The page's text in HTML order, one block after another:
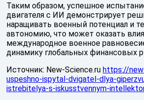
Таким образом, успешное
двигателя с ИИ демонстрирует
наращивать военный потенциал и
автономию, что может оказать
международное военное
динамику глобальных финансовых
Источник: New-Science.ru https://
uspeshno-ispytal-dvigatel-dlya-
istrebitelya-s-iskusstvennym-